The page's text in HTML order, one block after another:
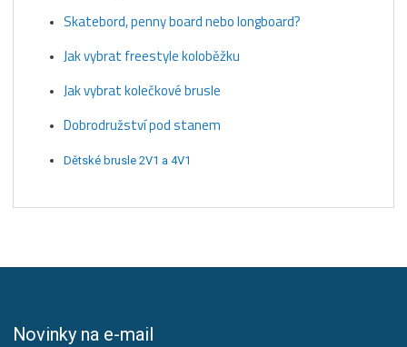
Skatebord, penny board nebo longboard?
Jak vybrat freestyle koloběžku
Jak vybrat kolečkové brusle
Dobrodružství pod stanem
Dětské brusle 2V1 a 4V1
Novinky na e-mail